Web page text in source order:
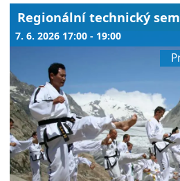
Regionální technický
7. 6. 2026 17:00 - 19:00